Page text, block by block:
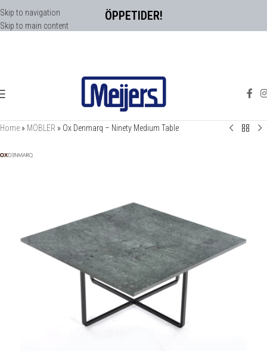
ÖPPETIDER!
Skip to navigation
Skip to main content
Home » MÖBLER » Ox Denmarq – Ninety Medium Table